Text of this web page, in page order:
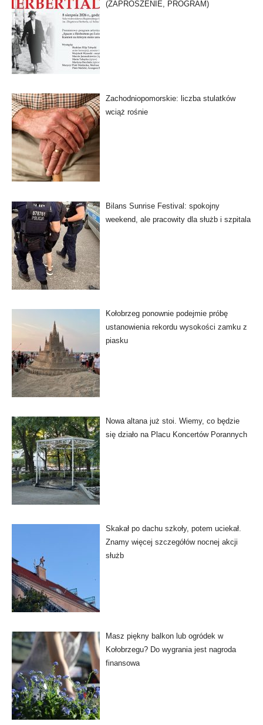
(ZAPROSZENIE, PROGRAM)
Zachodniopomorskie: liczba stulatków
wciąż rośnie
Bilans Sunrise Festival: spokojny
weekend, ale pracowity dla służb i szpitala
Kołobrzeg ponownie podejmie próbę
ustanowienia rekordu wysokości zamku z
piasku
Nowa altana już stoi. Wiemy, co będzie
się działo na Placu Koncertów Porannych
Skakał po dachu szkoły, potem uciekał.
Znamy więcej szczegółów nocnej akcji
służb
Masz piękny balkon lub ogródek w
Kołobrzegu? Do wygrania jest nagroda
finansowa